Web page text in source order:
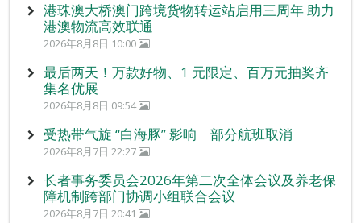
港珠澳大桥澳门跨境货物转运站启用三周年 助力
港澳物流高效联通
2026年8月8日 10:00
最后两天！万款好物、1 元限定、百万元抽奖齐
集名优展
2026年8月8日 09:54
受热带气旋 “白海豚” 影响 部分航班取消
2026年8月7日 22:27
长者事务委员会2026年第二次全体会议及养老保
障机制跨部门协调小组联合会议
2026年8月7日 20:41